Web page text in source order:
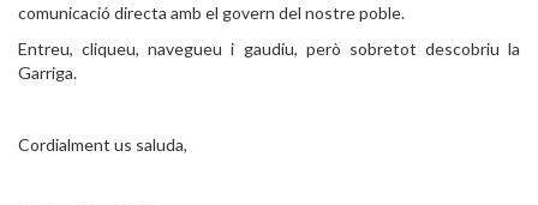
comunicació directa amb el govern del nostre poble.
Entreu, cliqueu, navegueu i gaudiu, però sobretot descobriu la
Garriga.
Cordialment us saluda,